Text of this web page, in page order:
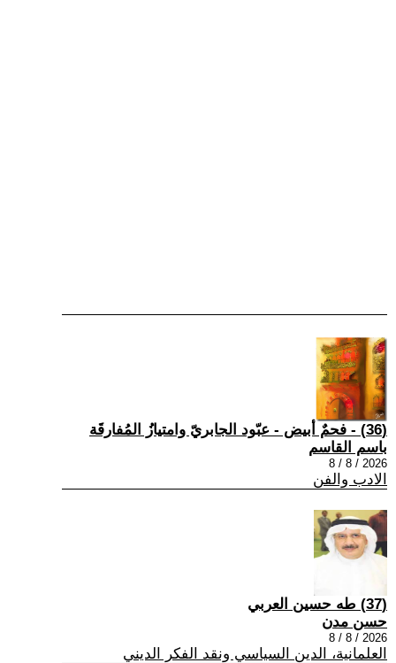
(36) - فحمٌ أبيض - عبّود الجابريّ وامتيازُ المُفارقَة
باسم القاسم
2026 / 8 / 8
الادب والفن
(37) طه حسين العربي
حسن مدن
2026 / 8 / 8
العلمانية، الدين السياسي ونقد الفكر الديني